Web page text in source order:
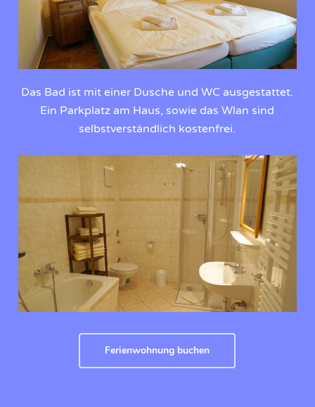
Das Bad ist mit einer Dusche und WC ausgestattet.
Ein Parkplatz am Haus, sowie das Wlan sind
selbstverständlich kostenfrei.
Ferienwohnung buchen